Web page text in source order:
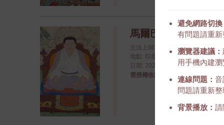
馬爾巴之道歌
主法上師: 金剛持第十二世慈尊廣
地點: 印度喜瑪洽爾邦八蚌智慧林
日期: 2024/11/04 - 2024/11/09
需授權收聽,
請登入
避免網路切換
有問題請重
瀏覽器建議：
用手機內建
連線問題： 音
問題請重新
背景播放： 請